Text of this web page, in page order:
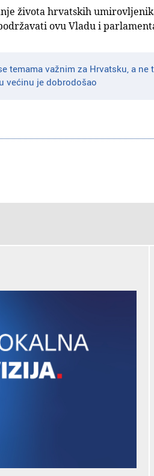
života hrvatskih
ovu Vladu i
temama važnim za Hrvatsku, a
većinu je dobrodošao